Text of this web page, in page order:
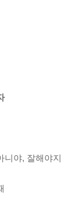
니야, 잘해야지